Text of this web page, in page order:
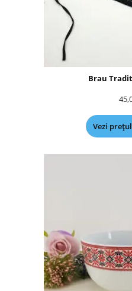
Brau
Vezi